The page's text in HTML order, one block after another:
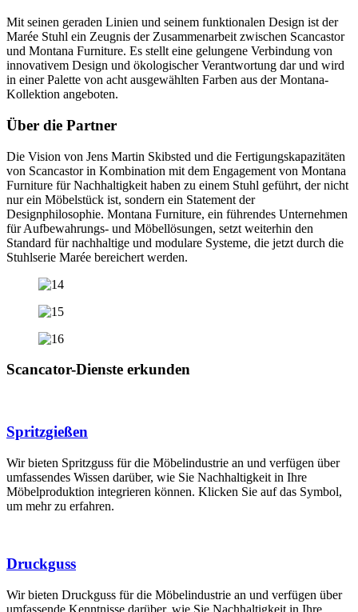
Mit seinen geraden Linien und seinem funktionalen Design ist der
Marée Stuhl ein Zeugnis der Zusammenarbeit zwischen Scancastor
und Montana Furniture. Es stellt eine gelungene Verbindung von
innovativem Design und ökologischer Verantwortung dar und wird
in einer Palette von acht ausgewählten Farben aus der Montana-
Kollektion angeboten.
Über die Partner
Die Vision von Jens Martin Skibsted und die Fertigungskapazitäten
von Scancastor in Kombination mit dem Engagement von Montana
Furniture für Nachhaltigkeit haben zu einem Stuhl geführt, der nicht
nur ein Möbelstück ist, sondern ein Statement der
Designphilosophie. Montana Furniture, ein führendes Unternehmen
für Aufbewahrungs- und Möbellösungen, setzt weiterhin den
Standard für nachhaltige und modulare Systeme, die jetzt durch die
Stuhlserie Marée bereichert werden.
Scancator-Dienste erkunden
Spritzgießen
Wir bieten Spritzguss für die Möbelindustrie an und verfügen über
umfassendes Wissen darüber, wie Sie Nachhaltigkeit in Ihre
Möbelproduktion integrieren können. Klicken Sie auf das Symbol,
um mehr zu erfahren.
Druckguss
Wir bieten Druckguss für die Möbelindustrie an und verfügen über
umfassende Kenntnisse darüber, wie Sie Nachhaltigkeit in Ihre